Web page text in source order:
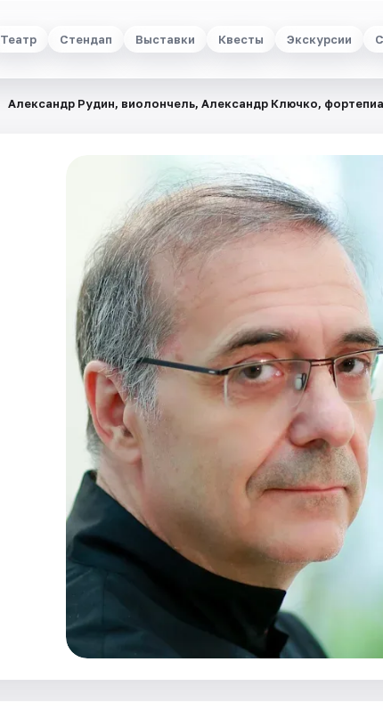
Театр Стендап Выставки Квесты Экскурсии
Александр Рудин, виолончель, Александр Ключко,